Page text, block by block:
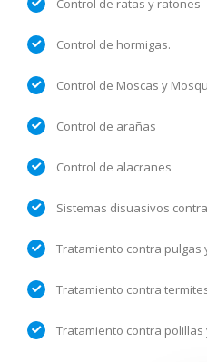
Control de ratas y ratones
Control de hormigas.
Control de Moscas y
Control de arañas
Control de alacranes
Sistemas disuasivos
Tratamiento contra pulgas
Tratamiento contra
Tratamiento contra polillas